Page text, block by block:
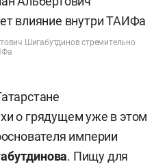
Шигабутдинов стремительно
о грядущем уже в этом
империи
. Пищу для